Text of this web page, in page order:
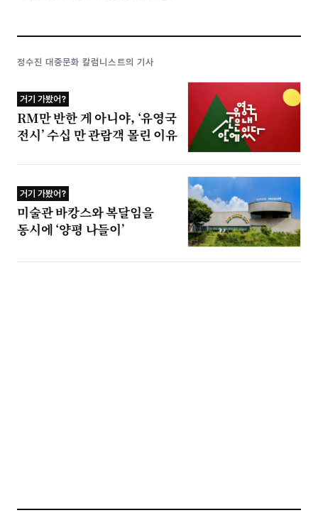
정수진 대중문화 칼럼니스트의 기사
거기 가봤어?
RM만 반한 게 아니야, ‘유영국
전시’ 수십 만 관람객 몰린 이유
거기 가봤어?
미술관 바캉스와 복달임을
동시에 ‘양평 나들이’